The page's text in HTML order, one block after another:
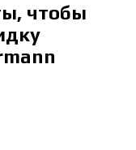
чтобы